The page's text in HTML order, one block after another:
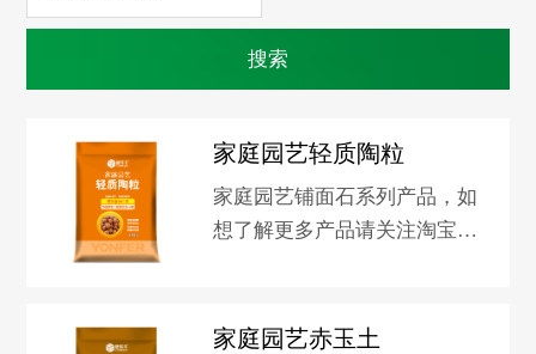
家庭园艺轻质陶粒
家庭园艺铺面石系列产品，如
想了解更多产品请关注淘宝新
家庭园艺赤玉土